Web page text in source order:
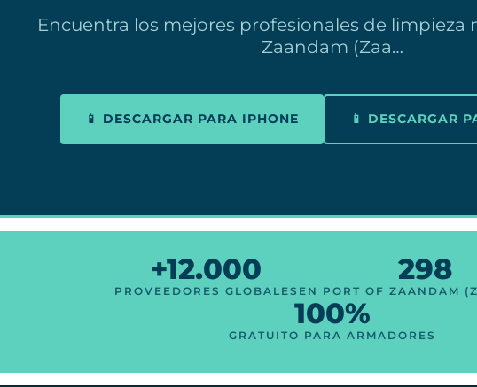
Encuentra los mejores profesionales de limpieza
Zaandam (Zaa…
📱 DESCARGAR PARA IPHONE 📱 DESCARGAR
+12.000
PROVEEDORES GLOBALES
298
EN PORT OF ZAANDAM
100%
GRATUITO PARA ARMADORES